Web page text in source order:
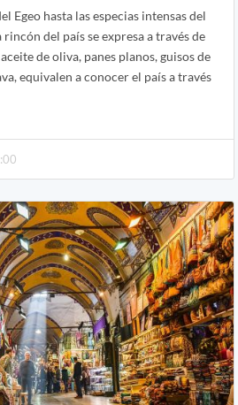
Egeo hasta las especias intensas del
del país se expresa a través de
de oliva, panes planos, guisos de
equivalen a conocer el país a través